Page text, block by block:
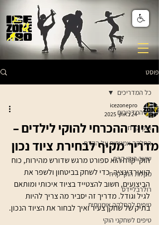
פוסט
כל המדריכים
הוקי קרח
החלקה אמנותית על הקרח
שוער הוקי קרח
מקלות הוקי קרח
רולרבליידס
טיפים להחלקה אומנותית
טיפים לשחקני הוקי
כל המדריכים
הציוד ההכרחי להוקי לילדים –
מדריך מקיף לבחירת ציוד נכון
icezonepro
24 באוק׳ 2025
הוקי קרח הוא ספורט מרגש שדורש מהירות, כוח
קואורדינציה. כדי לשחק בביטחון ולשפר את
הביצועים, חשוב להצטייד בציוד איכותי ומותאם
לגיל וגודל. מדריך זה יסביר מה צריך להיות
בתיק של שחקן צעיר ואיך לבחור את הציוד הנכון.